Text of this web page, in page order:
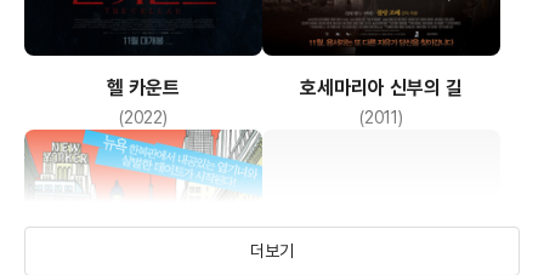
헬 카운트
(2022)
호세마리아 신부의 길
(2011)
더보기